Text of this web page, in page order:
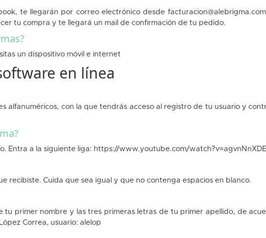
te llegarán por correo electrónico desde
tu compra y te llegará un mail de confirmación de tu pedido.
un dispositivo móvil e internet
en línea
alfanuméricos, con la que tendrás acceso al registro de tu usuario y
Entra a la siguiente liga: https://www.youtube.com/
recibiste. Cuida que sea igual y que no contenga espacios en blanco.
primer nombre y las tres primeras letras de tu primer apellido, de
Correa, usuario: alelop